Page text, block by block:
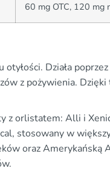
60 mg OTC, 120 mg
Działa
z pożywienia.
z orlistatem: Alli i
stosowany w
oraz Amerykańską